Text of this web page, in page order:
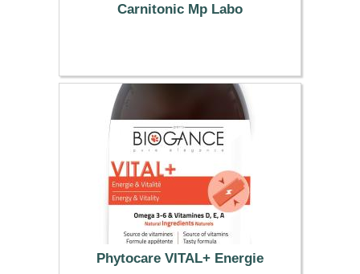
Carnitonic Mp Labo
11.69 €
Phytocare VITAL+ Energie